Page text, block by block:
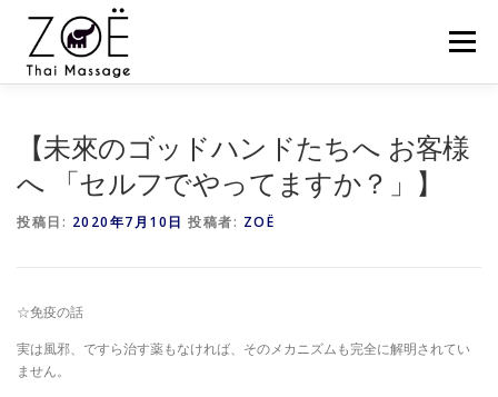
メニュー
【未來のゴッドハンドたちへ お客様
へ 「セルフでやってますか？」】
投稿日: 2020年7月10日 投稿者: ZOË
☆免疫の話
実は風邪、ですら治す薬もなければ、そのメカニズムも完全に解明されてい
ません。